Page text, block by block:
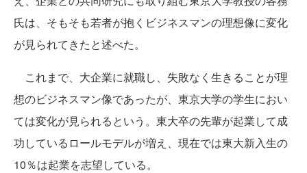
氏は、そもそも若者が抱くビジネスマンの理想像に変化
が見られてきたと述べた。
これまで、大企業に就職し、失敗なく生きることが理
想のビジネスマン像であったが、東京大学の学生におい
ては変化が見られるという。東大卒の先輩が起業して成
功しているロールモデルが増え、現在では東大新入生の
10％は起業を志望している。